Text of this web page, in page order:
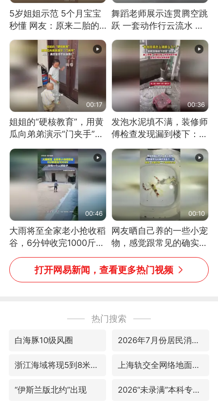
5岁姐姐示范 5个月宝宝
秒懂 网友：原来二胎的
快乐长这样
舞蹈老师展示连贯腾空跳
跃 一套动作行云流水 节
奏感拉满 网友：怎么做
到又舞又武的？
00:17
姐姐的“硬核教育”，用黄
瓜向弟弟演示“门夹手”，
网友：果然言传不如身
教！
00:36
发泡水泥填不满，装修师
傅检查发现漏到楼下：出
风口未延伸到外墙
00:46
大雨将至全家老小抢收稻
谷，6分钟收完1000斤，
没有一个人掉链子
00:10
网友晒自己养的一些小宠
物，感觉跟常见的确实有
些不一样
打开网易新闻，查看更多热门视频
热门搜索
白海豚10级风圈 2026年7月份居民消费价格同比上涨0.5%
浙江海域将现5到8米巨浪到狂浪 上海轨交全网络地面高架区段限速运行
“伊斯兰版北约”出现 2026“未录满”本科专业排行榜出炉